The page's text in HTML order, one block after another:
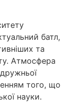
батл,
та
Атмосфера
того, що
науки.